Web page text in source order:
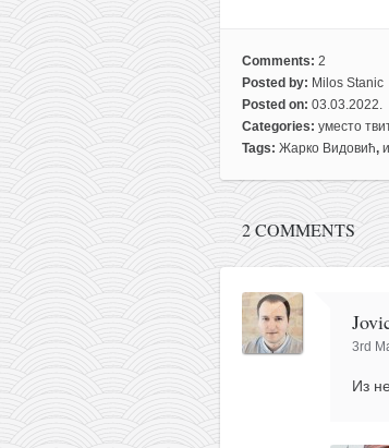
фотке
контакт
Comments: 2
Posted by: Milos Stanic
Posted on: 03.03.2022.
Categories: уместо
Tags: Жарко Видовић,
2 COMMENTS
3rd
Из